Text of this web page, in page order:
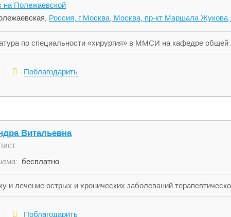
на Полежаевской
Россия, г Москва, Москва, пр-кт Маршала Жукова,
по специальности «хирургия» в ММСИ на кафедре общей
по специальности «Хирургия» на базе ГКБ им.
в Российской медицинской академии
в работе: Эндоскопические исследования
кишечных кровотечений. Сфера личных интересов: чтение,
Поблагодарить
Витальевна
бесплатно
и лечение острых и хронических заболеваний
ОРВИ, пищевого отравления, простуды, скарлатины и др.
Поблагодарить